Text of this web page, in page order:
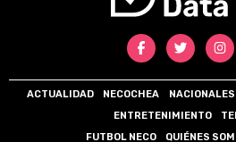
ACTUALIDAD NECOCHEA NACIONALES
ENTRETENIMIENTO
FUTBOL NECO
QUIÉNES